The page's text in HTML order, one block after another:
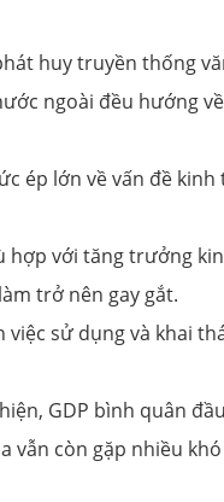
huy truyền thống
ngoài đều hướng
ép lớn về vấn đề
hợp với tăng trưởng
trở nên gay gắt.
sử dụng và khai
GDP bình quân
vẫn còn gặp nhiều